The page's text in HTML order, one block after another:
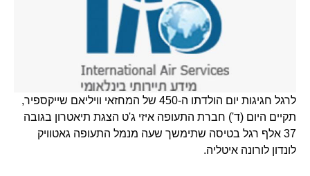
לרגל חגיגות יום הולדתו ה-450 של המחזאי וויליאם שייקספיר,
תקיים היום (ד') חברת התעופה איזי ג'ט הצגת תיאטרון בגובה
37 אלף רגל בטיסה שתימשך שעה מנמל התעופה גאטוויק
לונדון לורונה איטליה.